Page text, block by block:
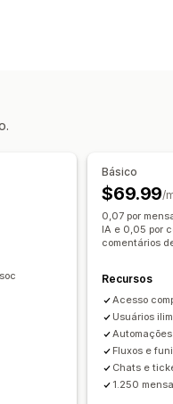
na entrega
Pesquisas
Atribuição de chat
Básico
$69.99/
0,07 por
IA e 0,05 por
comentários
Recursos
Acesso
Usuários
Fluxos e
Chats e
1.250